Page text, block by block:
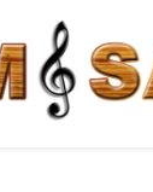
||
Divan, Çöğür,